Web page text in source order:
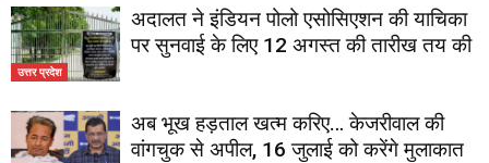
उत्तर प्रदेश
अदालत ने इंडियन पोलो एसोसिएशन की याचिका
पर सुनवाई के लिए 12 अगस्त की तारीख तय की
अब भूख हड़ताल खत्म करिए… केजरीवाल की
वांगचुक से अपील, 16 जुलाई को करेंगे मुलाकात